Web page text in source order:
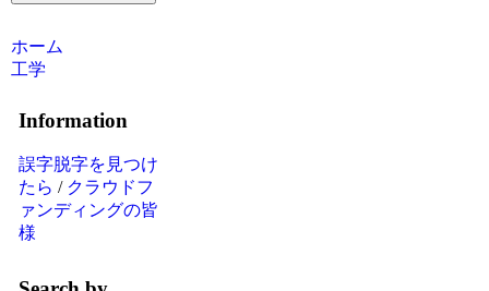
ホーム
工学
Information
誤字脱字を見つけ
たら / クラウドフ
ァンディングの皆
様